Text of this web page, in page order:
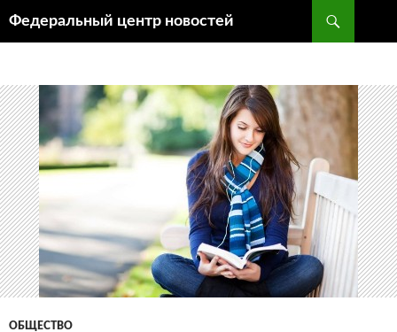
Федеральный центр новостей
ОБЩЕСТВО